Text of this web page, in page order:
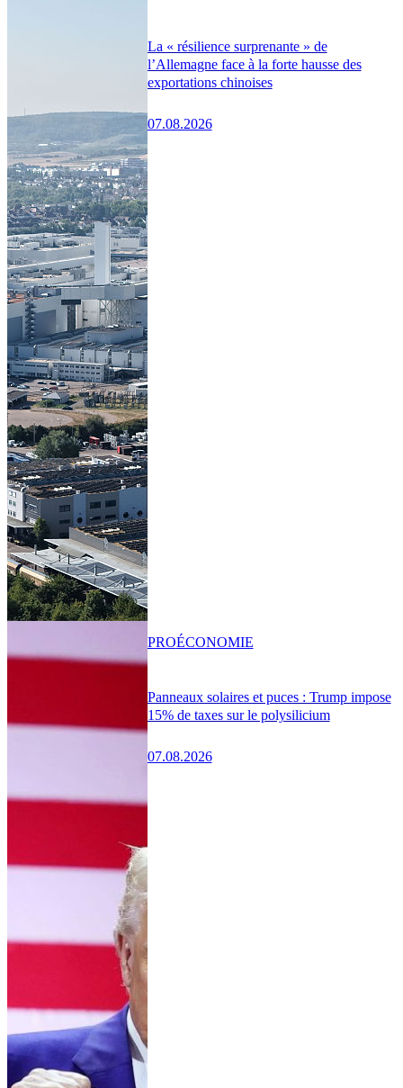
La « résilience surprenante » de
l’Allemagne face à la forte hausse des
exportations chinoises
07.08.2026
Panneaux solaires et puces : Trump impose
15% de taxes sur le polysilicium
07.08.2026
PROÉCONOMIE